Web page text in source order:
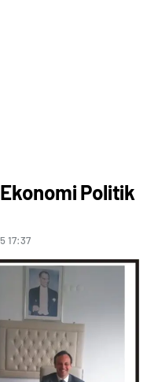
Politik
17:37